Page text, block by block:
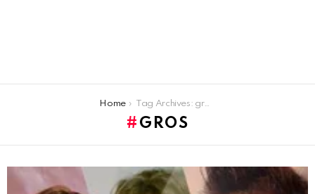
Home Tag Archives: gros
GROS
LATEST
STORIES